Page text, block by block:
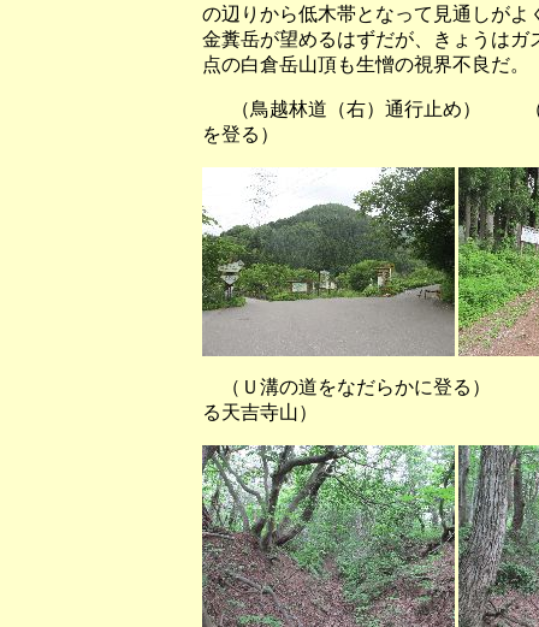
の辺りから低木帯となって見通しが
金糞岳が望めるはずだが、きょうは
点の白倉岳山頂も生憎の視界不良だ。
（鳥越林道（右）通行止め
を登る）
（Ｕ溝の道をなだらかに登る）
る天吉寺山）